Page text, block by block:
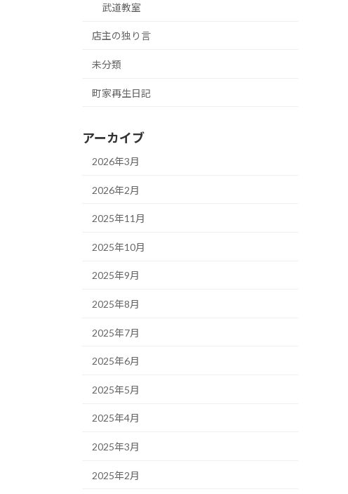
武道教室
店主の独り言
未分類
町家再生日記
アーカイブ
2026年3月
2026年2月
2025年11月
2025年10月
2025年9月
2025年8月
2025年7月
2025年6月
2025年5月
2025年4月
2025年3月
2025年2月